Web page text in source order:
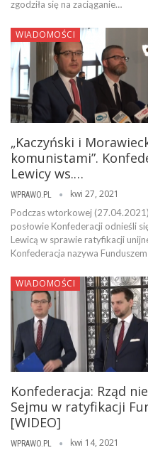
zgodziła się na zaciąganie…
WIADOMOŚCI
„Kaczyński i
komunistami”.
Lewicy ws.…
WPRAWO.PL kwi 27, 2021
Podczas wtorkowej
posłowie Konfederacji odnieśli
Lewicą w sprawie ratyfikacji
Konfederacja nazywa
WIADOMOŚCI
Konfederacja: Rząd
Sejmu w ratyfikacji
[WIDEO]
WPRAWO.PL kwi 14, 2021